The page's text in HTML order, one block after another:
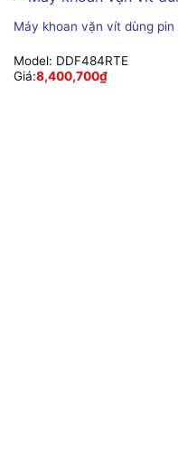
Máy khoan vặn vít dùng pin
Model: DDF484RTE
Giá:8,400,700₫